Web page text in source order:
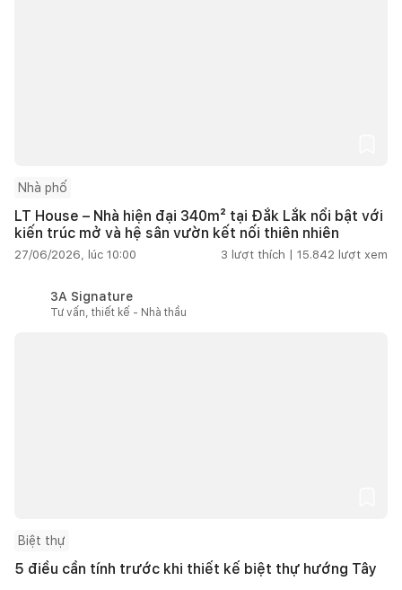
Nhà phố
LT House – Nhà hiện đại 340m² tại Đắk Lắk nổi bật với
kiến trúc mở và hệ sân vườn kết nối thiên nhiên
27/06/2026, lúc 10:00 3 lượt thích | 15.842 lượt xem
3A Signature
Tư vấn, thiết kế - Nhà thầu
Biệt thự
5 điều cần tính trước khi thiết kế biệt thự hướng Tây